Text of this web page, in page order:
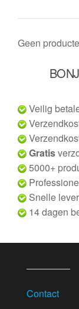
Geen
Veilig
Gratis
5000+
Snelle
14 dagen
Contact